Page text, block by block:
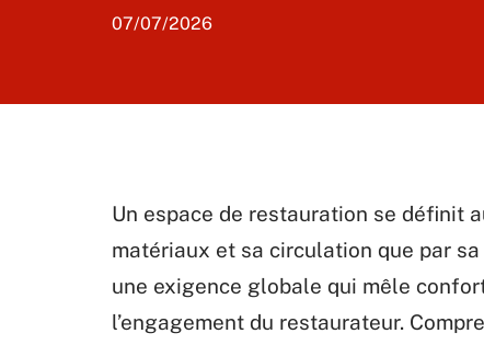
07/07/2026
Un espace de restauration se définit
matériaux et sa circulation que par
une exigence globale qui mêle
l’engagement du restaurateur.